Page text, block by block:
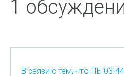
1
В связи с тем, что ПБ 03-